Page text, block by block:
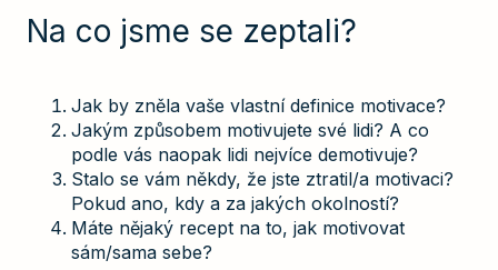
Na co jsme se zeptali?
Jak by zněla vaše vlastní definice motivace?
Jakým způsobem motivujete své lidi? A co
podle vás naopak lidi nejvíce demotivuje?
Stalo se vám někdy, že jste ztratil/a motivaci?
Pokud ano, kdy a za jakých okolností?
Máte nějaký recept na to, jak motivovat
sám/sama sebe?